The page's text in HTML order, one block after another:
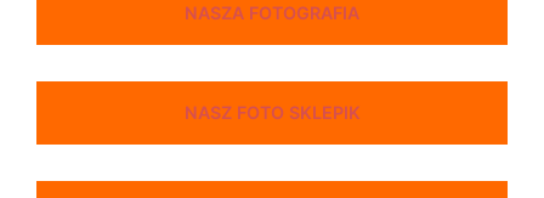
NASZA FOTOGRAFIA
NASZ FOTO SKLEPIK